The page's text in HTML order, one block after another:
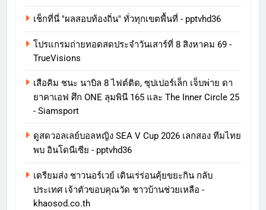
เช็กที่นี่ "ผลสอบท้องถิ่น" ทั่วทุกเขตพื้นที่ - pptvhd36
โปรแกรมถ่ายทอดสดประจำวันเสาร์ที่ 8 สิงหาคม 69 -
TrueVisions
เสือคิม ชนะ นาบิล 8 ไฟต์ติด, ซุปเปอร์เล็ก เจ็บพ่าย ดา
ยาคาเอฟ ศึก ONE ลุมพินี 165 และ The Inner Circle 25
- Siamsport
ดูสดวอลเลย์บอลหญิง SEA V Cup 2026 เลกสอง ทีมไทย
พบ อินโดนีเซีย - pptvhd36
เตรียมส่ง ชาวนอร์เวย์ เดินเร่ร่อนคุ้ยขยะกิน กลับ
ประเทศ เจ้าตัวขอบคุณวัด ชาวบ้านช่วยเหลือ -
khaosod.co.th